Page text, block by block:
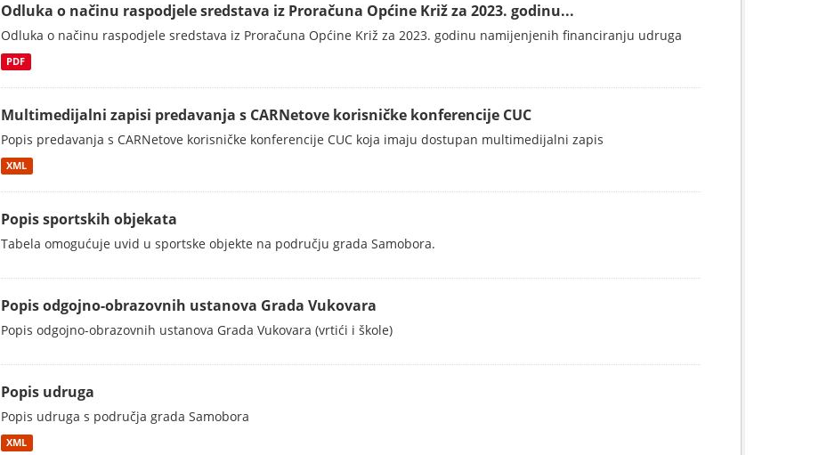
Odluka o načinu raspodjele sredstava iz Proračuna Općine Križ za 2023. godinu...
Odluka o načinu raspodjele sredstava iz Proračuna Općine Križ za 2023. godinu namijenjenih financiranju udruga
PDF
Multimedijalni zapisi predavanja s CARNetove korisničke konferencije CUC
Popis predavanja s CARNetove korisničke konferencije CUC koja imaju dostupan multimedijalni zapis
XML
Popis sportskih objekata
Tabela omogućuje uvid u sportske objekte na području grada Samobora.
Popis odgojno-obrazovnih ustanova Grada Vukovara
Popis odgojno-obrazovnih ustanova Grada Vukovara (vrtići i škole)
Popis udruga
Popis udruga s područja grada Samobora
XML